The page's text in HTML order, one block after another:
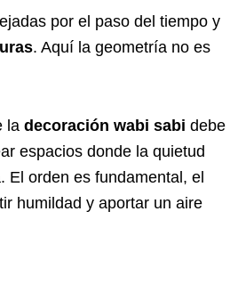
por el paso del tiempo y
. Aquí la geometría no es
la decoración wabi sabi debe
espacios donde la quietud
El orden es fundamental, el
humildad y aportar un aire